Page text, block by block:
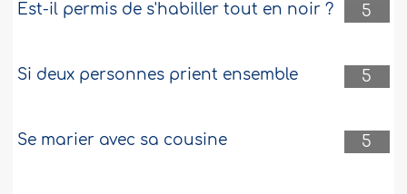
5
Est-il permis de s'habiller tout en noir ?
5
Si deux personnes prient ensemble
5
Se marier avec sa cousine